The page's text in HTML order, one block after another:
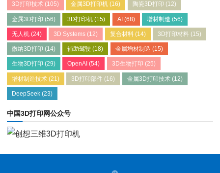
3D打印技术 (105) 金属3D打印机 (16) 陶瓷3D打印 (12)
金属3D打印 (56) 3D打印机 (15) AI(68) 增材制造 (56)
无人机 (24) 3D Systems (12) 复合材料(14) 3D打印材料 (15)
微纳3D打印 (14) 辅助驾驶 (18) 金属增材制造 (15)
生物3D打印 (29) OpenAI (54) 3D生物打印 (25)
增材制造技术 (21) 3D打印部件 (16) 金属3D打印技术(12)
DeepSeek (23)
中国3D打印网公众号